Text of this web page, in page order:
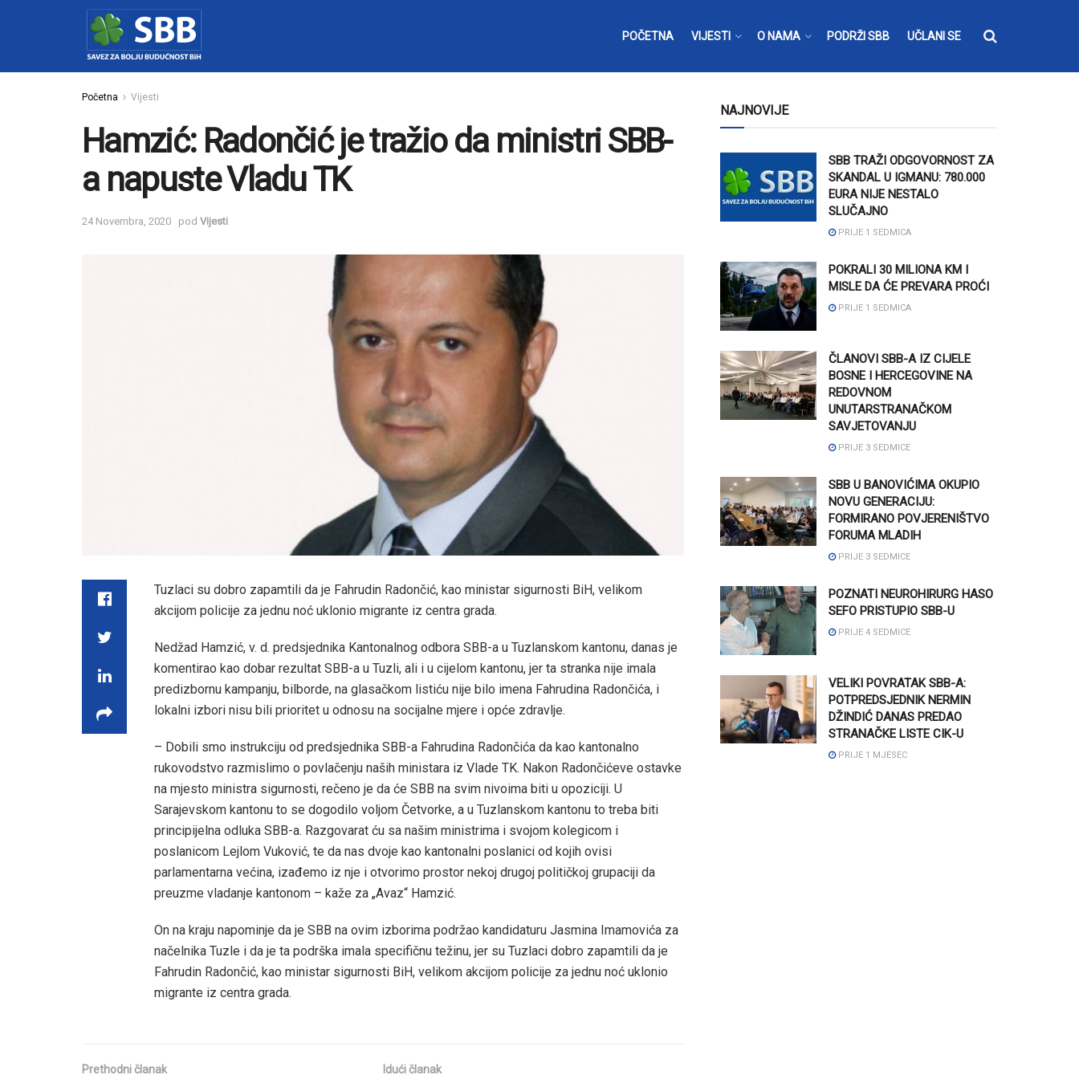
POČETNA VIJESTI O NAMA PODRŽI SBB UČLANI SE
Početna Vijesti
Hamzić: Radončić je tražio da ministri SBB-
a napuste Vladu TK
24 Novembra, 2020 pod Vijesti
Tuzlaci su dobro zapamtili da je Fahrudin Radončić, kao ministar sigurnosti BiH, velikom
akcijom policije za jednu noć uklonio migrante iz centra grada.
Nedžad Hamzić, v. d. predsjednika Kantonalnog odbora SBB-a u Tuzlanskom kantonu, danas je
komentirao kao dobar rezultat SBB-a u Tuzli, ali i u cijelom kantonu, jer ta stranka nije imala
predizbornu kampanju, bilborde, na glasačkom listiću nije bilo imena Fahrudina Radončića, i
lokalni izbori nisu bili prioritet u odnosu na socijalne mjere i opće zdravlje.
– Dobili smo instrukciju od predsjednika SBB-a Fahrudina Radončića da kao kantonalno
rukovodstvo razmislimo o povlačenju naših ministara iz Vlade TK. Nakon Radončićeve ostavke
na mjesto ministra sigurnosti, rečeno je da će SBB na svim nivoima biti u opoziciji. U
Sarajevskom kantonu to se dogodilo voljom Četvorke, a u Tuzlanskom kantonu to treba biti
principijelna odluka SBB-a. Razgovarat ću sa našim ministrima i svojom kolegicom i
poslanicom Lejlom Vuković, te da nas dvoje kao kantonalni poslanici od kojih ovisi
parlamentarna većina, izađemo iz nje i otvorimo prostor nekoj drugoj političkoj grupaciji da
preuzme vladanje kantonom – kaže za „Avaz“ Hamzić.
On na kraju napominje da je SBB na ovim izborima podržao kandidaturu Jasmina Imamovića za
načelnika Tuzle i da je ta podrška imala specifičnu težinu, jer su Tuzlaci dobro zapamtili da je
Fahrudin Radončić, kao ministar sigurnosti BiH, velikom akcijom policije za jednu noć uklonio
migrante iz centra grada.
Prethodni članak Idući članak
NAJNOVIJE
SBB TRAŽI ODGOVORNOST ZA
SKANDAL U IGMANU: 780.000
EURA NIJE NESTALO
SLUČAJNO
PRIJE 1 SEDMICA
POKRALI 30 MILIONA KM I
MISLE DA ĆE PREVARA PROĆI
PRIJE 1 SEDMICA
ČLANOVI SBB-A IZ CIJELE
BOSNE I HERCEGOVINE NA
REDOVNOM
UNUTARSTRANAČKOM
SAVJETOVANJU
PRIJE 3 SEDMICE
SBB U BANOVIĆIMA OKUPIO
NOVU GENERACIJU:
FORMIRANO POVJERENIŠTVO
FORUMA MLADIH
PRIJE 3 SEDMICE
POZNATI NEUROHIRURG HASO
SEFO PRISTUPIO SBB-U
PRIJE 4 SEDMICE
VELIKI POVRATAK SBB-A:
POTPREDSJEDNIK NERMIN
DŽINDIĆ DANAS PREDAO
STRANAČKE LISTE CIK-U
PRIJE 1 MJESEC